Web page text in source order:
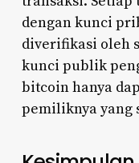
dengan kunci
diverifikasi oleh
kunci publik
bitcoin hanya
pemiliknya yang